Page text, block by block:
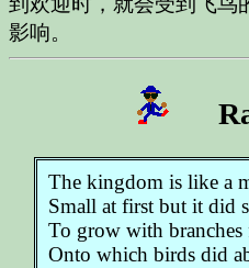
影响。
The kingdom is like a
Small at first but it did
To grow with branches
Onto which birds did